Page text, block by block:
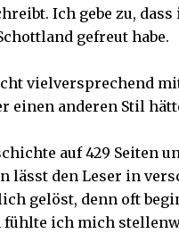
Ich gebe zu,
gefreut habe.
vielversprechend
einen anderen Stil
auf 429 Seiten
lässt den Leser in
gelöst, denn oft
ich mich